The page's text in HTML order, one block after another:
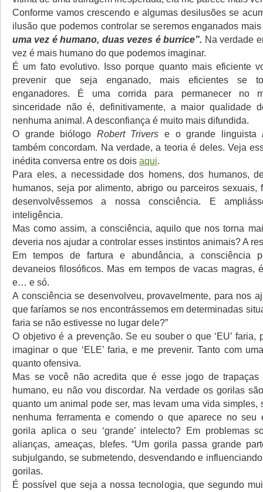
Conforme vamos crescendo e algumas desilusões se
ilusão que podemos controlar se seremos enganados
uma vez é humano, duas vezes é burrice”. Na verdade
vez é mais humano do que podemos imaginar.
É um fato evolutivo. Isso porque quanto mais eficiente
prevenir que seja enganado, mais eficientes se
enganadores. É uma corrida para permanecer no
sinceridade não é, definitivamente, a maior qualidade
nenhuma animal. A desconfiança é muito mais difundida.
O grande biólogo Robert Trivers e o grande linguista
também concordam. Na verdade, a teoria é deles. Veja
inédita conversa entre os dois aqui.
Para eles, a necessidade dos homens, dos humanos,
humanos, seja por alimento, abrigo ou parceiros sexuais,
desenvolvêssemos a nossa consciência. E
inteligência.
Mas como assim, a consciência, aquilo que nos torna
deveria nos ajudar a controlar esses instintos animais? A
Em tempos de fartura e abundância, a consciência
devaneios filosóficos. Mas em tempos de vacas magras,
e… e só.
A consciência se desenvolveu, provavelmente, para nos
que faríamos se nos encontrássemos em determinadas
faria se não estivesse no lugar dele?”
O objetivo é a prevenção. Se eu souber o que ‘EU’ faria,
imaginar o que ‘ELE’ faria, e me prevenir. Tanto com
quanto ofensiva.
Mas se você não acredita que é esse jogo de
humano, eu não vou discordar. Na verdade os gorilas
quanto um animal pode ser, mas levam uma vida simples,
nenhuma ferramenta e comendo o que aparece no seu
gorila aplica o seu ‘grande’ intelecto? Em problemas
alianças, ameaças, blefes. “Um gorila passa grande
subjulgando, se submetendo, desvendando e
gorilas.
É possível que seja a nossa tecnologia, que segundo